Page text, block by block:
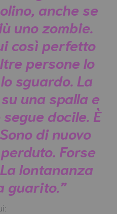
anche se
uno zombie.
così perfetto
persone lo
sguardo. La
una spalla e
docile. È
di nuovo
Forse
lontananza
guarito.”